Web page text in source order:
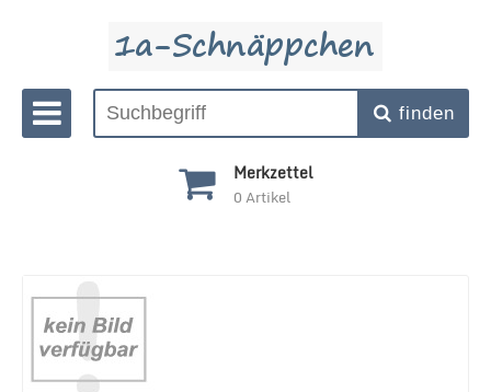
finden
Merkzettel
0Artikel